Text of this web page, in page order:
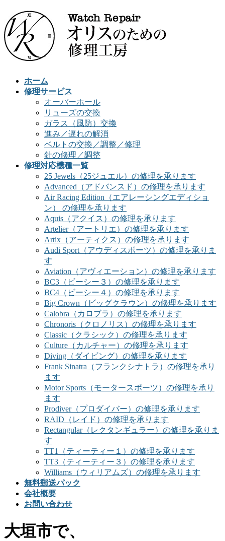
ホーム
修理サービス
オーバーホール
リューズの交換
ガラス（風防）交換
進み／遅れの解消
ベルトの交換／調整／修理
針の修理／調整
修理対応機種一覧
25 Jewels（25ジュエル）の修理を承ります
Advanced（アドバンスド）の修理を承ります
Air Racing Edition（エアレーシングエディショ
ン） の修理を承ります
Aquis（アクイス）の修理を承ります
Artelier（アートリエ）の修理を承ります
Artix（アーティクス）の修理を承ります
Audi Sport（アウディスポーツ）の修理を承りま
す
Aviation（アヴィエーション）の修理を承ります
BC3（ビーシー３）の修理を承ります
BC4（ビーシー４）の修理を承ります
Big Crown（ビッグクラウン）の修理を承ります
Calobra（カロブラ）の修理を承ります
Chronoris（クロノリス）の修理を承ります
Classic（クラシック）の修理を承ります
Culture（カルチャー）の修理を承ります
Diving（ダイビング）の修理を承ります
Frank Sinatra（フランクシナトラ）の修理を承り
ます
Motor Sports（モータースポーツ）の修理を承り
ます
Prodiver（プロダイバー）の修理を承ります
RAID（レイド）の修理を承ります
Rectangular（レクタンギュラー）の修理を承りま
す
TT1（ティーティー１）の修理を承ります
TT3（ティーティー３）の修理を承ります
Williams（ウィリアムズ）の修理を承ります
無料郵送パック
会社概要
お問い合わせ
大垣市で、